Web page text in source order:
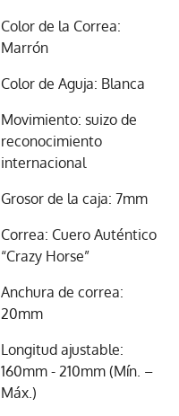
Color de la Correa:
Marrón
Color de Aguja: Blanca
Movimiento: suizo de
reconocimiento
internacional
Grosor de la caja: 7mm
Correa: Cuero Auténtico
“Crazy Horse”
Anchura de correa:
20mm
Longitud ajustable:
160mm - 210mm (Mín. –
Máx.)